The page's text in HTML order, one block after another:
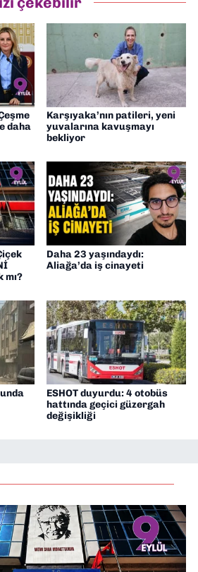
editörlük yapıyorum
daha
Karşıyaka’nın patileri, yeni
yuvalarına kavuşmayı
bekliyor
Daha 23 yaşındaydı:
Aliağa’da iş cinayeti
ESHOT duyurdu: 4 otobüs
hattında geçici güzergah
değişikliği